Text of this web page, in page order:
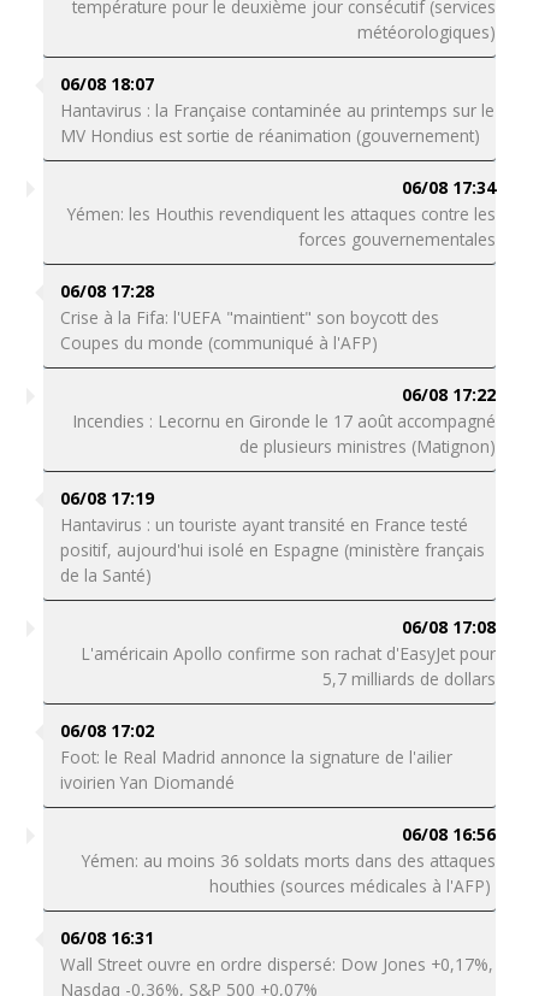
température pour le deuxième jour consécutif (services
météorologiques)
06/08 18:07
Hantavirus : la Française contaminée au printemps sur le
MV Hondius est sortie de réanimation (gouvernement)
06/08 17:34
Yémen: les Houthis revendiquent les attaques contre les
forces gouvernementales
06/08 17:28
Crise à la Fifa: l'UEFA "maintient" son boycott des
Coupes du monde (communiqué à l'AFP)
06/08 17:22
Incendies : Lecornu en Gironde le 17 août accompagné
de plusieurs ministres (Matignon)
06/08 17:19
Hantavirus : un touriste ayant transité en France testé
positif, aujourd'hui isolé en Espagne (ministère français
de la Santé)
06/08 17:08
L'américain Apollo confirme son rachat d'EasyJet pour
5,7 milliards de dollars
06/08 17:02
Foot: le Real Madrid annonce la signature de l'ailier
ivoirien Yan Diomandé
06/08 16:56
Yémen: au moins 36 soldats morts dans des attaques
houthies (sources médicales à l'AFP)
06/08 16:31
Wall Street ouvre en ordre dispersé: Dow Jones +0,17%,
Nasdaq -0,36%, S&P 500 +0,07%